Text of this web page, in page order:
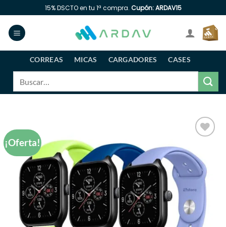
al
contenido
15% DSCTO en tu 1ª compra. Cupón: ARDAV15
CORREAS MICAS CARGADORES
CASES
¡Oferta!
a la
lista
de
deseos